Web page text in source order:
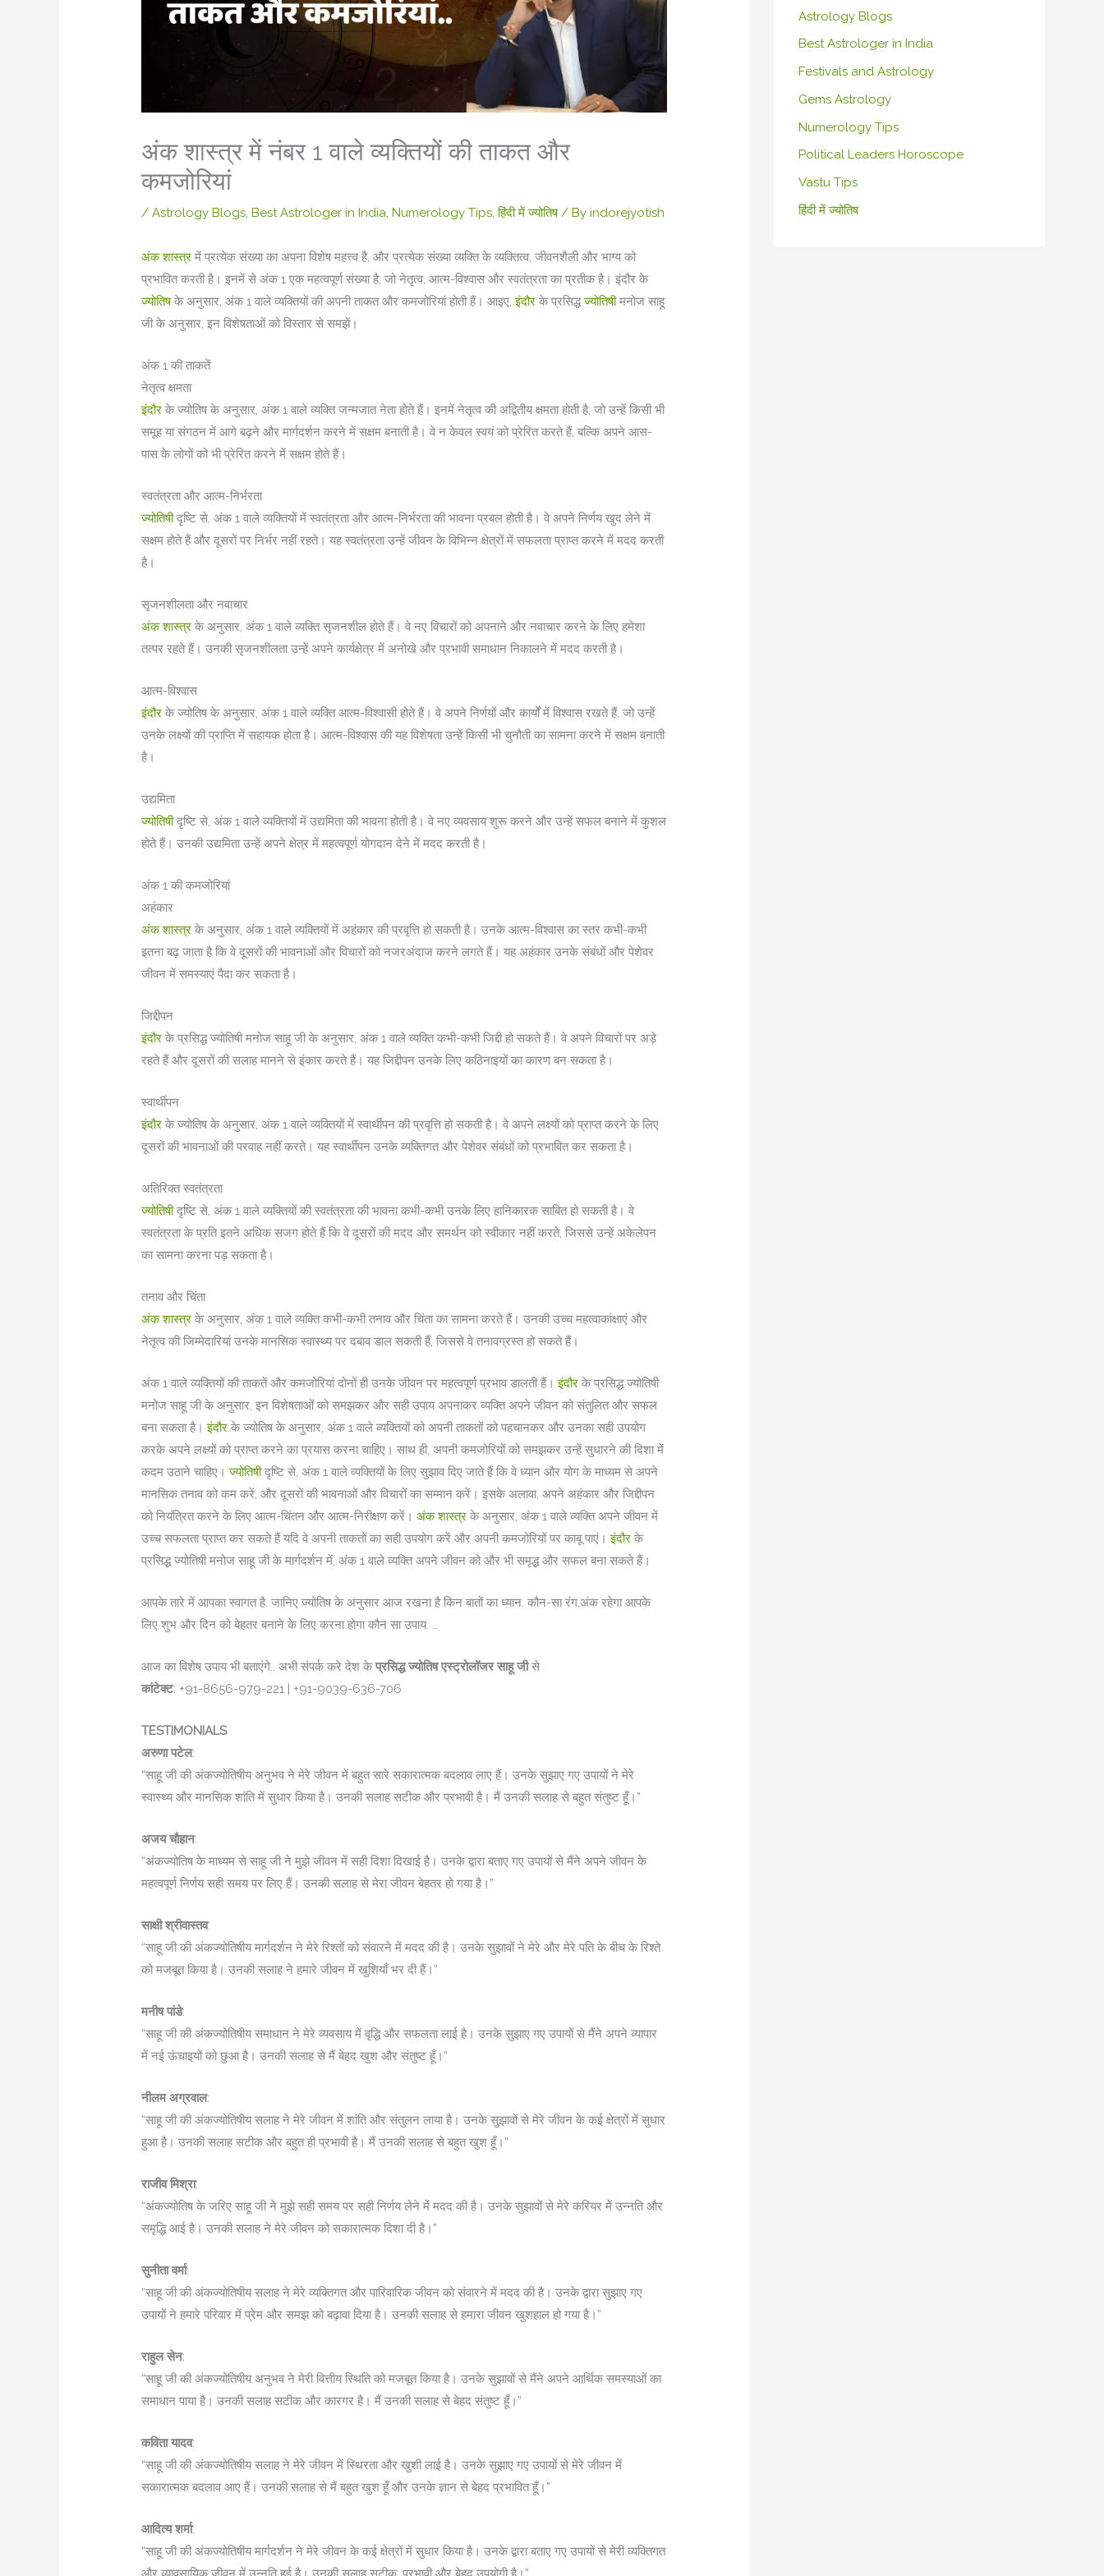
अंक शास्त्र में नंबर 1 वाले व्यक्तियों की ताकत और
कमजोरियां
/Astrology Blogs,Best Astrologer in India,Numerology Tips,हिंदी में ज्योतिष/ Byindorejyotish
अंक शास्त्र में प्रत्येक संख्या का अपना विशेष महत्त्व है, और प्रत्येक संख्या व्यक्ति के व्यक्तित्व, जीवनशैली और भाग्य को
प्रभावित करती है। इनमें से अंक 1 एक महत्वपूर्ण संख्या है, जो नेतृत्व, आत्म-विश्वास और स्वतंत्रता का प्रतीक है। इंदौर के
ज्योतिषके अनुसार, अंक 1 वाले व्यक्तियों की अपनी ताकत और कमजोरियां होती हैं। आइए,इंदौर के प्रसिद्धज्योतिषीमनोज साहू
जी के अनुसार, इन विशेषताओं को विस्तार से समझें।
अंक 1 की ताकतें
नेतृत्व क्षमता
इंदौर के ज्योतिष के अनुसार, अंक 1 वाले व्यक्ति जन्मजात नेता होते हैं। इनमें नेतृत्व की अद्वितीय क्षमता होती है, जो उन्हें किसी भी
समूह या संगठन में आगे बढ़ने और मार्गदर्शन करने में सक्षम बनाती है। वे न केवल स्वयं को प्रेरित करते हैं, बल्कि अपने आस-
पास के लोगों को भी प्रेरित करने में सक्षम होते हैं।
स्वतंत्रता और आत्म-निर्भरता
ज्योतिषीदृष्टि से, अंक 1 वाले व्यक्तियों में स्वतंत्रता और आत्म-निर्भरता की भावना प्रबल होती है। वे अपने निर्णय खुद लेने में
सक्षम होते हैं और दूसरों पर निर्भर नहीं रहते। यह स्वतंत्रता उन्हें जीवन के विभिन्न क्षेत्रों में सफलता प्राप्त करने में मदद करती
है।
सृजनशीलता और नवाचार
अंक शास्त्रके अनुसार, अंक 1 वाले व्यक्ति सृजनशील होते हैं। वे नए विचारों को अपनाने और नवाचार करने के लिए हमेशा
तत्पर रहते हैं। उनकी सृजनशीलता उन्हें अपने कार्यक्षेत्र में अनोखे और प्रभावी समाधान निकालने में मदद करती है।
आत्म-विश्वास
इंदौर के ज्योतिष के अनुसार, अंक 1 वाले व्यक्ति आत्म-विश्वासी होते हैं। वे अपने निर्णयों और कार्यों में विश्वास रखते हैं, जो उन्हें
उनके लक्ष्यों की प्राप्ति में सहायक होता है। आत्म-विश्वास की यह विशेषता उन्हें किसी भी चुनौती का सामना करने में सक्षम बनाती
है।
उद्यमिता
ज्योतिषीदृष्टि से, अंक 1 वाले व्यक्तियों में उद्यमिता की भावना होती है। वे नए व्यवसाय शुरू करने और उन्हें सफल बनाने में कुशल
होते हैं। उनकी उद्यमिता उन्हें अपने क्षेत्र में महत्वपूर्ण योगदान देने में मदद करती है।
अंक 1 की कमजोरियां
अहंकार
अंक शास्त्र के अनुसार, अंक 1 वाले व्यक्तियों में अहंकार की प्रवृत्ति हो सकती है। उनके आत्म-विश्वास का स्तर कभी-कभी
इतना बढ़ जाता है कि वे दूसरों की भावनाओं और विचारों को नजरअंदाज करने लगते हैं। यह अहंकार उनके संबंधों और पेशेवर
जीवन में समस्याएं पैदा कर सकता है।
जिद्दीपन
इंदौर के प्रसिद्ध ज्योतिषी मनोज साहू जी के अनुसार, अंक 1 वाले व्यक्ति कभी-कभी जिद्दी हो सकते हैं। वे अपने विचारों पर अड़े
रहते हैं और दूसरों की सलाह मानने से इंकार करते हैं। यह जिद्दीपन उनके लिए कठिनाइयों का कारण बन सकता है।
स्वार्थीपन
इंदौरके ज्योतिष के अनुसार, अंक 1 वाले व्यक्तियों में स्वार्थीपन की प्रवृत्ति हो सकती है। वे अपने लक्ष्यों को प्राप्त करने के लिए
दूसरों की भावनाओं की परवाह नहीं करते। यह स्वार्थीपन उनके व्यक्तिगत और पेशेवर संबंधों को प्रभावित कर सकता है।
अतिरिक्त स्वतंत्रता
ज्योतिषीदृष्टि से, अंक 1 वाले व्यक्तियों की स्वतंत्रता की भावना कभी-कभी उनके लिए हानिकारक साबित हो सकती है। वे
स्वतंत्रता के प्रति इतने अधिक सजग होते हैं कि वे दूसरों की मदद और समर्थन को स्वीकार नहीं करते, जिससे उन्हें अकेलेपन
का सामना करना पड़ सकता है।
तनाव और चिंता
अंक शास्त्रके अनुसार, अंक 1 वाले व्यक्ति कभी-कभी तनाव और चिंता का सामना करते हैं। उनकी उच्च महत्वाकांक्षाएं और
नेतृत्व की जिम्मेदारियां उनके मानसिक स्वास्थ्य पर दबाव डाल सकती हैं, जिससे वे तनावग्रस्त हो सकते हैं।
अंक 1 वाले व्यक्तियों की ताकतें और कमजोरियां दोनों ही उनके जीवन पर महत्वपूर्ण प्रभाव डालती हैं।इंदौर के प्रसिद्ध ज्योतिषी
मनोज साहू जी के अनुसार, इन विशेषताओं को समझकर और सही उपाय अपनाकर व्यक्ति अपने जीवन को संतुलित और सफल
बना सकता है। इंदौर के ज्योतिष के अनुसार, अंक 1 वाले व्यक्तियों को अपनी ताकतों को पहचानकर और उनका सही उपयोग
करके अपने लक्ष्यों को प्राप्त करने का प्रयास करना चाहिए। साथ ही, अपनी कमजोरियों को समझकर उन्हें सुधारने की दिशा में
कदम उठाने चाहिए।ज्योतिषीदृष्टि से, अंक 1 वाले व्यक्तियों के लिए सुझाव दिए जाते हैं कि वे ध्यान और योग के माध्यम से अपने
मानसिक तनाव को कम करें, और दूसरों की भावनाओं और विचारों का सम्मान करें। इसके अलावा, अपने अहंकार और जिद्दीपन
को नियंत्रित करने के लिए आत्म-चिंतन और आत्म-निरीक्षण करें।अंक शास्त्र के अनुसार, अंक 1 वाले व्यक्ति अपने जीवन में
उच्च सफलता प्राप्त कर सकते हैं यदि वे अपनी ताकतों का सही उपयोग करें और अपनी कमजोरियों पर काबू पाएं।इंदौर के
प्रसिद्ध ज्योतिषी मनोज साहू जी के मार्गदर्शन में, अंक 1 वाले व्यक्ति अपने जीवन को और भी समृद्ध और सफल बना सकते हैं।
आपके तारे में आपका स्वागत है. जान‍िए ज्योतिष के अनुसार आज रखना है क‍िन बातों का ध्यान. कौन-सा रंग,अंक रहेगा आपके
ल‍िए शुभ और द‍िन को बेहतर बनाने के ल‍िए करना होगा कौन सा उपाय. …
आज का विशेष उपाय भी बताएंगे.. अभी संपर्क करे देश केप्रसिद्ध ज्योतिष एस्ट्रोलॉजर साहू जीसे
कांटेक्ट: +91-8656-979-221 | +91-9039-636-706
TESTIMONIALS
अरुणा पटेल:
“साहू जी की अंकज्योतिषीय अनुभव ने मेरे जीवन में बहुत सारे सकारात्मक बदलाव लाए हैं। उनके सुझाए गए उपायों ने मेरे
स्वास्थ्य और मानसिक शांति में सुधार किया है। उनकी सलाह सटीक और प्रभावी है। मैं उनकी सलाह से बहुत संतुष्ट हूँ।”
अजय चौहान:
“अंकज्योतिष के माध्यम से साहू जी ने मुझे जीवन में सही दिशा दिखाई है। उनके द्वारा बताए गए उपायों से मैंने अपने जीवन के
महत्वपूर्ण निर्णय सही समय पर लिए हैं। उनकी सलाह से मेरा जीवन बेहतर हो गया है।”
साक्षी श्रीवास्तव:
“साहू जी की अंकज्योतिषीय मार्गदर्शन ने मेरे रिश्तों को संवारने में मदद की है। उनके सुझावों ने मेरे और मेरे पति के बीच के रिश्ते
को मजबूत किया है। उनकी सलाह ने हमारे जीवन में खुशियाँ भर दी हैं।”
मनीष पांडे:
“साहू जी की अंकज्योतिषीय समाधान ने मेरे व्यवसाय में वृद्धि और सफलता लाई है। उनके सुझाए गए उपायों से मैंने अपने व्यापार
में नई ऊंचाइयों को छुआ है। उनकी सलाह से मैं बेहद खुश और संतुष्ट हूँ।”
नीलम अग्रवाल:
“साहू जी की अंकज्योतिषीय सलाह ने मेरे जीवन में शांति और संतुलन लाया है। उनके सुझावों से मेरे जीवन के कई क्षेत्रों में सुधार
हुआ है। उनकी सलाह सटीक और बहुत ही प्रभावी है। मैं उनकी सलाह से बहुत खुश हूँ।”
राजीव मिश्रा:
“अंकज्योतिष के जरिए साहू जी ने मुझे सही समय पर सही निर्णय लेने में मदद की है। उनके सुझावों से मेरे करियर में उन्नति और
समृद्धि आई है। उनकी सलाह ने मेरे जीवन को सकारात्मक दिशा दी है।”
सुनीता वर्मा:
“साहू जी की अंकज्योतिषीय सलाह ने मेरे व्यक्तिगत और पारिवारिक जीवन को संवारने में मदद की है। उनके द्वारा सुझाए गए
उपायों ने हमारे परिवार में प्रेम और समझ को बढ़ावा दिया है। उनकी सलाह से हमारा जीवन खुशहाल हो गया है।”
राहुल सेन:
“साहू जी की अंकज्योतिषीय अनुभव ने मेरी वित्तीय स्थिति को मजबूत किया है। उनके सुझावों से मैंने अपने आर्थिक समस्याओं का
समाधान पाया है। उनकी सलाह सटीक और कारगर है। मैं उनकी सलाह से बेहद संतुष्ट हूँ।”
कविता यादव:
“साहू जी की अंकज्योतिषीय सलाह ने मेरे जीवन में स्थिरता और खुशी लाई है। उनके सुझाए गए उपायों से मेरे जीवन में
सकारात्मक बदलाव आए हैं। उनकी सलाह से मैं बहुत खुश हूँ और उनके ज्ञान से बेहद प्रभावित हूँ।”
आदित्य शर्मा:
“साहू जी की अंकज्योतिषीय मार्गदर्शन ने मेरे जीवन के कई क्षेत्रों में सुधार किया है। उनके द्वारा बताए गए उपायों से मेरी व्यक्तिगत
Astrology Blogs
Best Astrologer in India
Festivals and Astrology
Gems Astrology
Numerology Tips
Political Leaders Horoscope
Vastu Tips
हिंदी में ज्योतिष